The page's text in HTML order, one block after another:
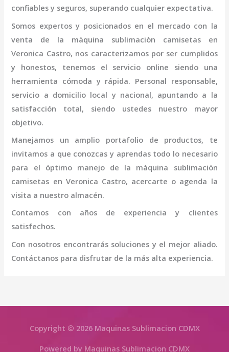
confiables y seguros, superando cualquier expectativa.
Somos expertos y posicionados en el mercado con la
venta de la màquina sublimaciòn camisetasen
Veronica Castro, nos caracterizamos por ser cumplidos
y honestos, tenemos el servicio online siendo una
herramienta cómoda y rápida. Personal responsable,
servicio a domicilio local y nacional, apuntando a la
satisfacción total, siendo ustedes nuestro mayor
objetivo.
Manejamos un amplio portafolio de productos, te
invitamos a que conozcas y aprendas todo lo necesario
para el óptimo manejo de la màquina sublimaciòn
camisetas en Veronica Castro, acercarte o agenda la
visita a nuestro almacén.
Contamos con años de experiencia y clientes
satisfechos.
Con nosotros encontrarás soluciones y el mejor aliado.
Contáctanos para disfrutar de la más alta experiencia.
Copyright © 2026 Maquinas Sublimacion CDMX
Powered by Maquinas Sublimacion CDMX